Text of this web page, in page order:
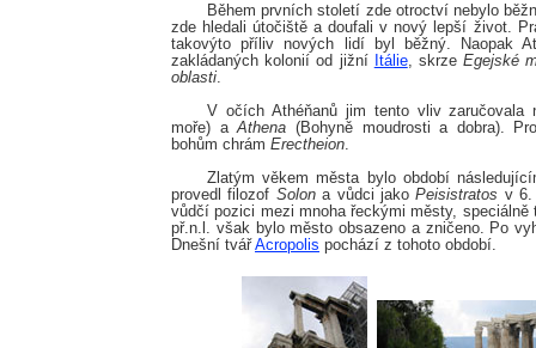
Během prvních století zde otroctví nebylo
zde hledali útočiště a doufali v nový lepší život.
takovýto příliv nových lidí byl běžný. Naopak
zakládaných kolonií od jižní Itálie, skrzeEgejské
oblasti.
V očích Athéňanů jim tento vliv zaručovala
moře) aAthena (Bohyně moudrosti a dobra).
bohům chrám Erectheion.
Zlatým věkem města bylo období
provedl filozof Solona vůdci jakoPeisistratos v 6.
vůdčí pozici mezi mnoha řeckými městy,
př.n.l. však bylo město obsazeno a zničeno. Po
Dnešní tvářAcropolis pochází z tohoto období.